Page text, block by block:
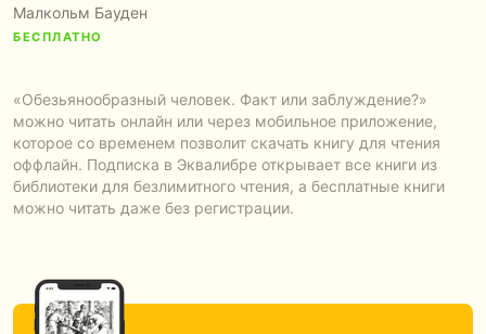
Малкольм Бауден
БЕСПЛАТНО
«Обезьянообразный человек. Факт или заблуждение?»
можно читать онлайн или через мобильное приложение,
которое со временем позволит скачать книгу для чтения
оффлайн. Подписка в Эквалибре открывает все книги из
библиотеки для безлимитного чтения, а бесплатные книги
можно читать даже без регистрации.